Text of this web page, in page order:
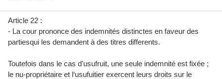
Article 22 :
- La cour prononce des indemnités distinctes en faveur des
partiesqui les demandent à des titres differents.
Toutefois dans le cas d'usufruit, une seule indemnité est fixée ;
le nu-propriétaire et l‘usufuitier exercent leurs droits sur le